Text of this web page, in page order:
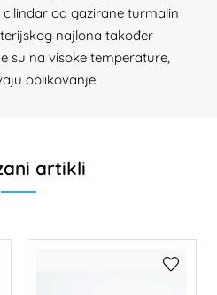
od gazirane turmalin
najlona također
su na visoke temperature,
oblikovanje.
artikli